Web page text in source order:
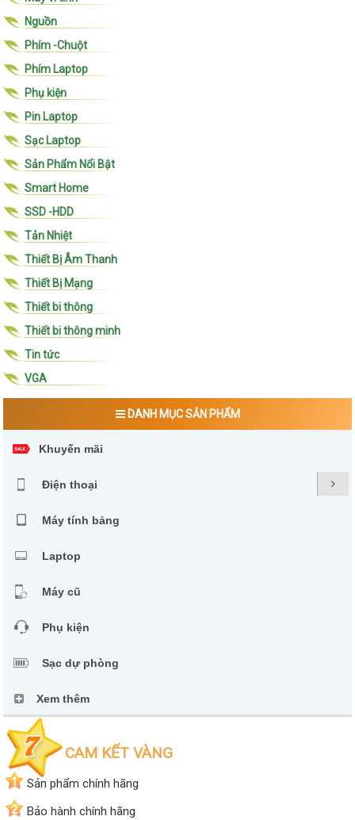
Nguồn
Phím -Chuột
Phím Laptop
Phụ kiện
Pin Laptop
Sạc Laptop
Sản Phẩm Nổi Bật
Smart Home
SSD -HDD
Tản Nhiệt
Thiết Bị Âm Thanh
Thiết Bị Mạng
Thiết bi thông
Thiết bi thông minh
Tin tức
VGA
DANH MỤC SẢN PHẨM
Khuyến mãi
Điện thoại
Máy tính bảng
Laptop
Máy cũ
Phụ kiện
Sạc dự phòng
Xem thêm
CAM KẾT VÀNG
1
Sản phẩm chính hãng
2
Bảo hành chính hãng